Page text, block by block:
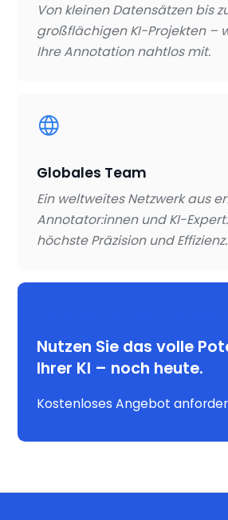
Von kleinen Datensätzen bis
großflächigen KI-Projekten –
Ihre Annotation nahtlos mit.
Globales Team
Ein weltweites Netzwerk aus
Annotator:innen und KI-
höchste Präzision und Effizienz.
Nutzen Sie das volle
Ihrer KI – noch heute.
Kostenloses Angebot